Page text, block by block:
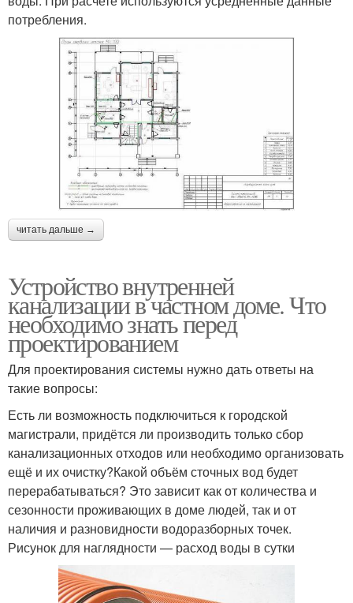
потребления.
читать дальше →
Устройство внутренней
канализации в частном доме. Что
необходимо знать перед
проектированием
Для проектирования системы нужно дать ответы на
такие вопросы:
Есть ли возможность подключиться к городской
магистрали, придётся ли производить только сбор
канализационных отходов или необходимо организовать
ещё и их очистку?Какой объём сточных вод будет
перерабатываться? Это зависит как от количества и
сезонности проживающих в доме людей, так и от
наличия и разновидности водоразборных точек.
Рисунок для наглядности — расход воды в сутки